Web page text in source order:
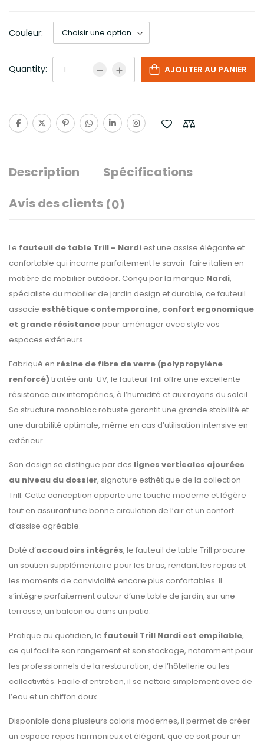
Couleur:
Quantity: AJOUTER AU PANIER
Description
Spécifications
Avis des clients (0)
Le fauteuil de table Trill – Nardi est une assise élégante et
confortable qui incarne parfaitement le savoir-faire italien en
matière de mobilier outdoor. Conçu par la marque Nardi,
spécialiste du mobilier de jardin design et durable, ce fauteuil
associe esthétique contemporaine, confort ergonomique
et grande résistancepour aménager avec style vos
espaces extérieurs.
Fabriqué en résine de fibre de verre (polypropylène
renforcé)traitée anti-UV, le fauteuil Trill offre une excellente
résistance aux intempéries, à l’humidité et aux rayons du soleil.
Sa structure monobloc robuste garantit une grande stabilité et
une durabilité optimale, même en cas d’utilisation intensive en
extérieur.
Son design se distingue par des lignes verticales ajourées
au niveau du dossier, signature esthétique de la collection
Trill. Cette conception apporte une touche moderne et légère
tout en assurant une bonne circulation de l’air et un confort
d’assise agréable.
Doté d’accoudoirs intégrés, le fauteuil de table Trill procure
un soutien supplémentaire pour les bras, rendant les repas et
les moments de convivialité encore plus confortables. Il
s’intègre parfaitement autour d’une table de jardin, sur une
terrasse, un balcon ou dans un patio.
Pratique au quotidien, le fauteuil Trill Nardi est empilable,
ce qui facilite son rangement et son stockage, notamment pour
les professionnels de la restauration, de l’hôtellerie ou les
collectivités. Facile d’entretien, il se nettoie simplement avec de
l’eau et un chiffon doux.
Disponible dans plusieurs coloris modernes, il permet de créer
un espace repas harmonieux et élégant, que ce soit pour un